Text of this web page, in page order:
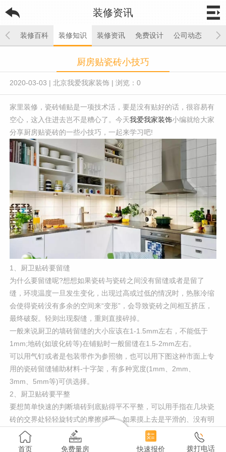
装修资讯
装修百科 装修知识 装修资讯 免费设计 公司动态
厨房贴瓷砖小技巧
2020-03-03 | 北京我爱我家装饰 | 浏览： 0
家里装修，瓷砖铺贴是一项技术活，要是没有贴好的话，很容易有
空心，这入住进去岂不是糟心了。今天我爱我家装饰小编就给大家
分享厨房贴瓷砖的一些小技巧，一起来学习吧!
1、厨卫贴砖要留缝
为什么要留缝呢?想想如果瓷砖与瓷砖之间没有留缝或者是留了
缝，环境温度一旦发生变化，出现过高或过低的情况时，热胀冷缩
会使得瓷砖没有多余的空间来“变形”，会导致瓷砖之间相互挤压，
最终破裂。轻则出现裂缝，重则直接碎掉。
一般来说厨卫的墙砖留缝的大小应该在1-1.5mm左右，不能低于
1mm;地砖(如玻化砖等)在铺贴时一般留缝在1.5-2mm左右。
可以用气钉或者是包装带作为参照物，也可以用下图这种市面上专
用的瓷砖留缝辅助材料-十字架，有多种宽度(1mm、2mm、
3mm、5mm等)可供选择。
2、厨卫贴砖要平整
要想简单快速的判断墙砖到底贴得平不平整，可以用手指在几块瓷
砖的交界处轻轻旋转式的摩擦感受，如果摸上去是平滑的、没有明
显的刮到手指的感觉，一般来说就是平整的;也可以通过摩擦两块瓷
砖的接缝处，用同样的方式感受。
首页 免费量房 快速报价 拨打电话